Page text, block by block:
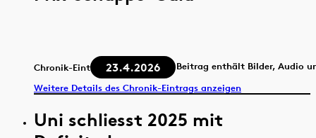
Chronik-Eintrag 23.4.2026
Beitrag enthält Bilder, Audio
Weitere Details des Chronik-Eintrags anzeigen
Uni schliesst 2025 mit